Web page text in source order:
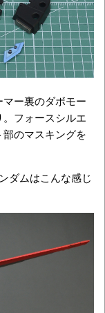
ー裏のダボモー
フォースシルエ
のマスキングを
ダムはこんな感じ